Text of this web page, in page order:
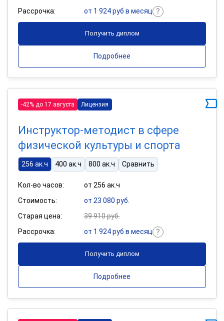
Рассрочка:
от 1 924 руб в месяц
Получить диплом
Подробнее
-42% до 17 августа Лицензия
Инструктор-методист в сфере
физической культуры и спорта
256 ак.ч 400 ак.ч 800 ак.ч Сравнить
Кол-во часов:
от 256 ак.ч
Стоимость:
от 23 080 руб.
Старая цена:
39 910 руб.
Рассрочка:
от 1 924 руб в месяц
Получить диплом
Подробнее